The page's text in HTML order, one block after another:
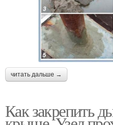
читать дальше →
Как закрепить